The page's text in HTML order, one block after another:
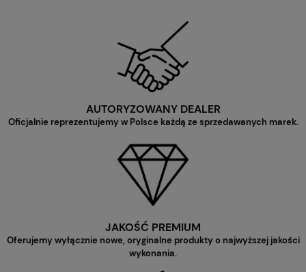
AUTORYZOWANY DEALER
Oficjalnie reprezentujemy w Polsce każdą ze sprzedawanych marek.
JAKOŚĆ PREMIUM
Oferujemy wyłącznie nowe, oryginalne produkty o najwyższej jakości
wykonania.